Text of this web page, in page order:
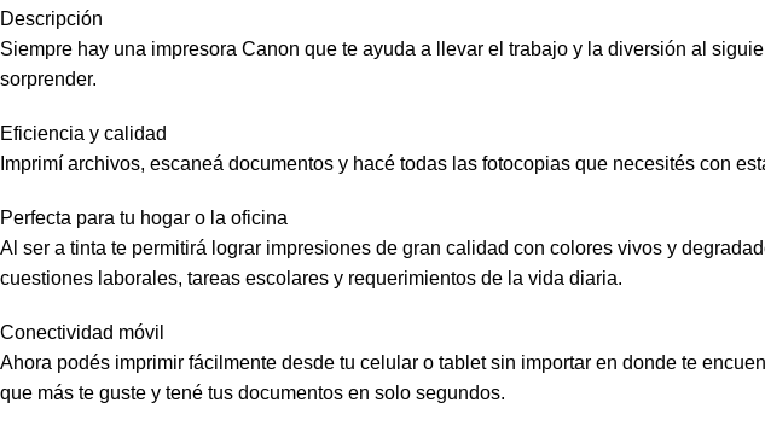
Descripción
Siempre hay una impresora Canon que te ayuda a llevar el trabajo y la diversión al
sorprender.
Eficiencia y calidad
Imprimí archivos, escaneá documentos y hacé todas las fotocopias que necesités con
Perfecta para tu hogar o la oficina
Al ser a tinta te permitirá lograr impresiones de gran calidad con colores vivos y
cuestiones laborales, tareas escolares y requerimientos de la vida diaria.
Conectividad móvil
Ahora podés imprimir fácilmente desde tu celular o tablet sin importar en donde te
que más te guste y tené tus documentos en solo segundos.